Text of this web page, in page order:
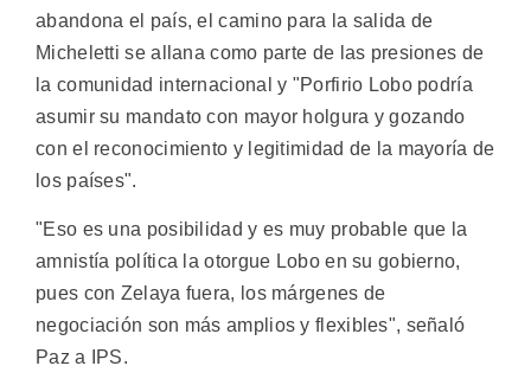
abandona el país, el camino para la salida de
Micheletti se allana como parte de las presiones de
la comunidad internacional y "Porfirio Lobo podría
asumir su mandato con mayor holgura y gozando
con el reconocimiento y legitimidad de la mayoría de
los países".
"Eso es una posibilidad y es muy probable que la
amnistía política la otorgue Lobo en su gobierno,
pues con Zelaya fuera, los márgenes de
negociación son más amplios y flexibles", señaló
Paz a IPS.